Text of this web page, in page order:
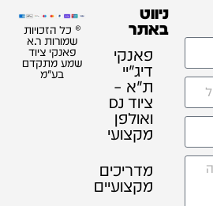
ניווט
באתר
פאנקי
דיג׳יי
ת"א –
ציוד DJ
ואולפן
מקצועי
מדריכים
מקצועיים
© כל הזכויות
שמורות ר.א
פאנקי ציוד
שמע מתקדם
בע"מ